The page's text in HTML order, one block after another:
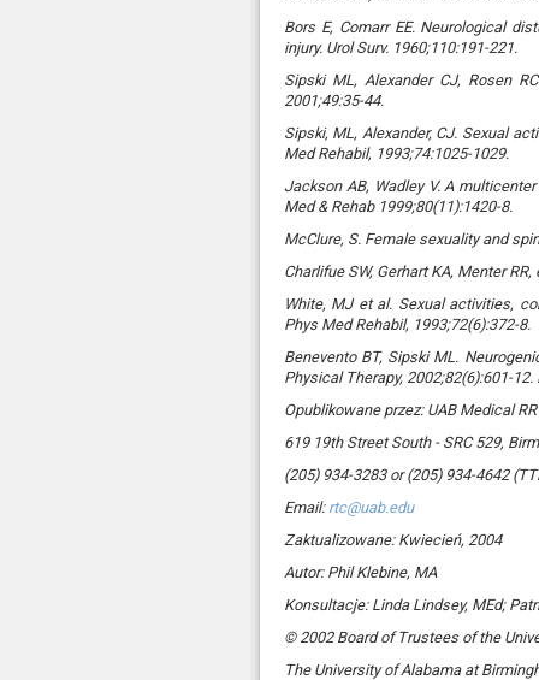
Bors E, Comarr EE. Neurological
injury. Urol Surv. 1960;110:191-221.
Sipski ML, Alexander CJ, Rosen
2001;49:35-44.
Sipski, ML, Alexander, CJ. Sexual
Med Rehabil, 1993;74:1025-1029.
Jackson AB, Wadley V. A
Med & Rehab 1999;80(11):1420-8.
McClure, S. Female sexuality and
Charlifue SW, Gerhart KA, Menter
White, MJ et al. Sexual activities,
Phys Med Rehabil, 1993;72(6):372-8.
Benevento BT, Sipski ML.
Physical Therapy, 2002;82(6):601-12.
Opublikowane przez: UAB Medical
619 19th Street South - SRC 529,
(205) 934-3283 or (205) 934-4642
Email: rtc@uab.edu
Zaktualizowane: Kwiecień, 2004
Autor: Phil Klebine, MA
Konsultacje: Linda Lindsey, MEd;
© 2002 Board of Trustees of the
The University of Alabama at